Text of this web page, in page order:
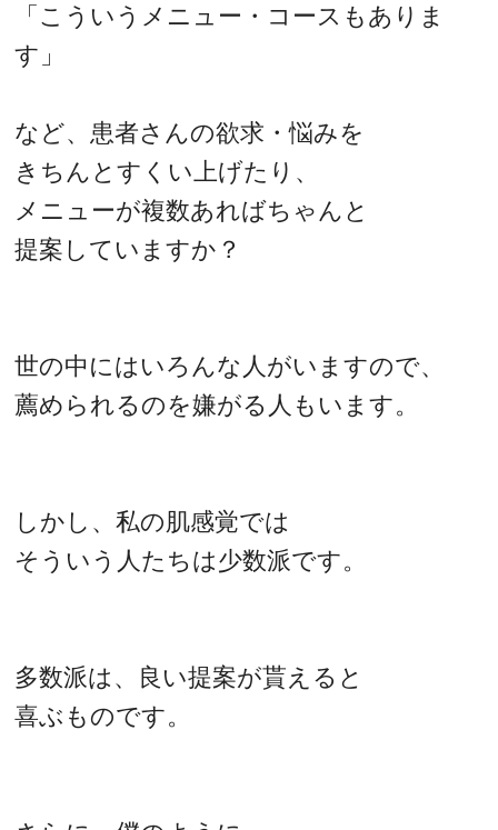
「こういうメニュー・コースもありま
す」
など、患者さんの欲求・悩みを
きちんとすくい上げたり、
メニューが複数あればちゃんと
提案していますか？
世の中にはいろんな人がいますので、
薦められるのを嫌がる人もいます。
しかし、私の肌感覚では
そういう人たちは少数派です。
多数派は、良い提案が貰えると
喜ぶものです。